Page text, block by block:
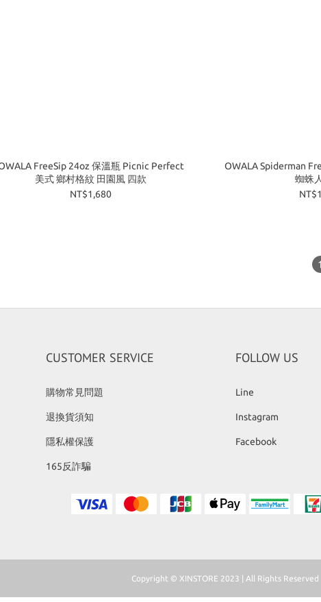
FreeSip 24oz 保溫瓶 Picnic Perfect
美式 鄉村格紋 田園風 四款
NT$1,680
OWALA Spiderman
蜘蛛
1
CUSTOMER SERVICE
購物常見問題
退換貨須知
隱私權保護
165反詐騙
FOLLOW US
Line
Instagram
Facebook
Copyright © XINSTORE 2023 | All Rights Reserved